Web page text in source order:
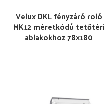
Velux DKL fényzáró roló
MK12 méretkódú tetőtéri
ablakokhoz 78×180